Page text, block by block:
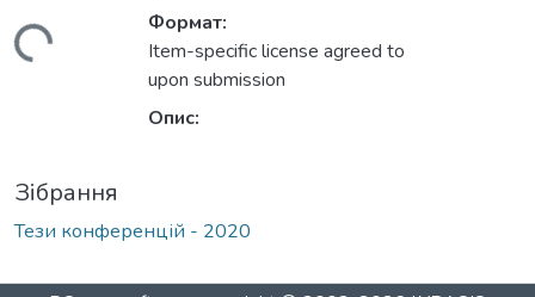
Формат:
Item-specific license agreed to
upon submission
Опис:
Зібрання
Тези конференцій - 2020